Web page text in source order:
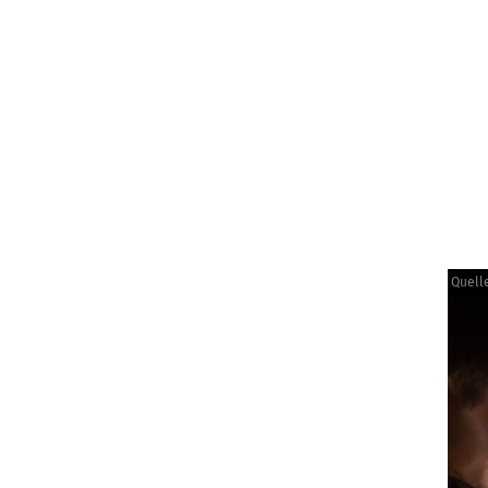
Teilchen, etwa im Rahmen einer
(CosMO- oder Kamiokanne-Experiment)
Gelegenheit, ein Set mit Nebelkammern